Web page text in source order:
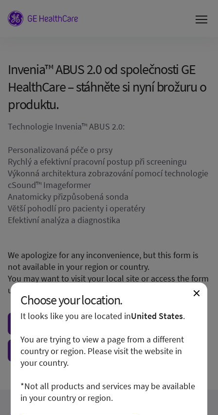
Invenia™ ABUS 2.0 od společnosti GE
HealthCare – stáhněte si nyní brožuru o
produktu.
Technologie Invenia™ ABUS 2.0:
Personalizovaná péče o prsy
Rychlý a efektivní pracovní postup při screeningu
Výkonná architektura zobrazování pomocí technologie
cSound™ Imageformer
Anatomicky přizpůsobená sonda
Větší pohodlí pro pacienty i operatéry
Efektivní analýza a diagnostika
We apologize for any inconvenience, but this form is
not available in your region or country.
You may want to visit your local site or access the form
unconditionally.
Show form unconditionally
Choose your location.
It looks like you are located inUnited States.
You are trying to view a page from a different
country or region. Please visit the website in
your country.
*Not all products and services may be available
in your country or region.